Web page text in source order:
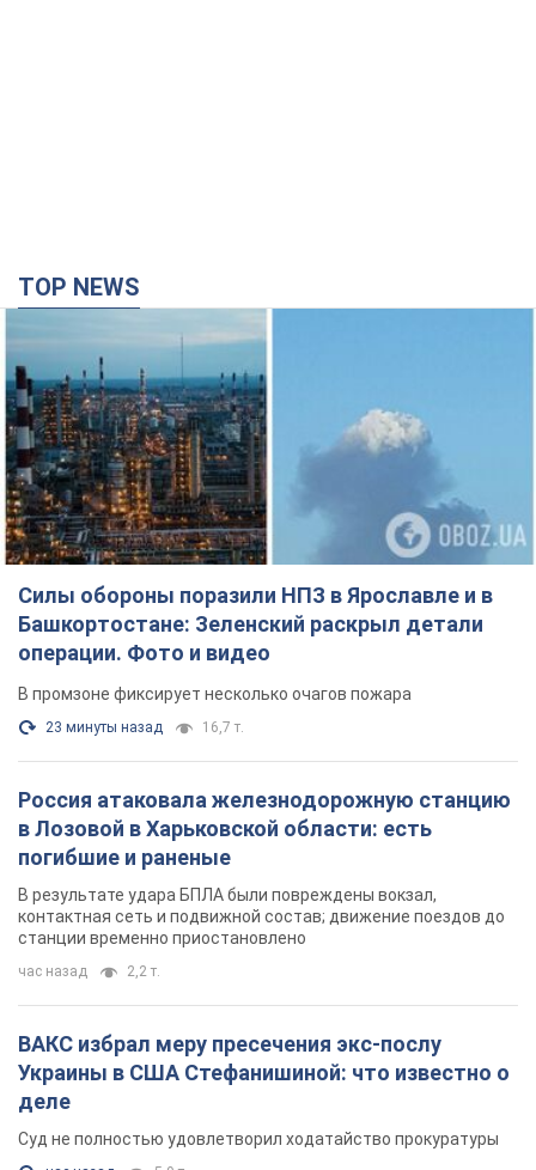
TOP NEWS
Силы обороны поразили НПЗ в Ярославле и в
Башкортостане: Зеленский раскрыл детали
операции. Фото и видео
В промзоне фиксирует несколько очагов пожара
23 минуты назад 16,7 т.
Россия атаковала железнодорожную станцию
в Лозовой в Харьковской области: есть
погибшие и раненые
В результате удара БПЛА были повреждены вокзал,
контактная сеть и подвижной состав; движение поездов до
станции временно приостановлено
час назад 2,2 т.
ВАКС избрал меру пресечения экс-послу
Украины в США Стефанишиной: что известно о
деле
Суд не полностью удовлетворил ходатайство прокуратуры